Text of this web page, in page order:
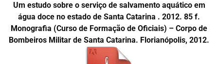
Um estudo sobre o serviço de salvamento aquático em
água doce no estado de Santa Catarina . 2012. 85 f.
Monografia (Curso de Formação de Oficiais) – Corpo de
Bombeiros Militar de Santa Catarina. Florianópolis, 2012.